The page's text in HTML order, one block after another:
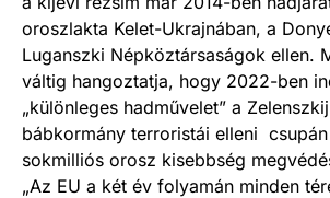
oroszlakta Kelet-Ukrajnában, a
Luganszki Népköztársaságok ellen.
váltig hangoztatja, hogy 2022-ben
„különleges hadművelet” a
bábkormány terroristái elleni
sokmilliós orosz kisebbség
„Az EU a két év folyamán minden